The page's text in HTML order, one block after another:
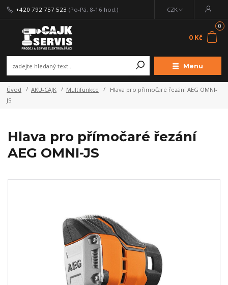
Menu
CZK
+420 792 757 523 (Po-Pá, 8-16 hod.)
0
0 Kč
Úvod AKU-CAJK Multifunkce
Hlava pro přímočaré řezání AEG OMNI-
JS
Hlava pro přímočaré řezání
AEG OMNI-JS